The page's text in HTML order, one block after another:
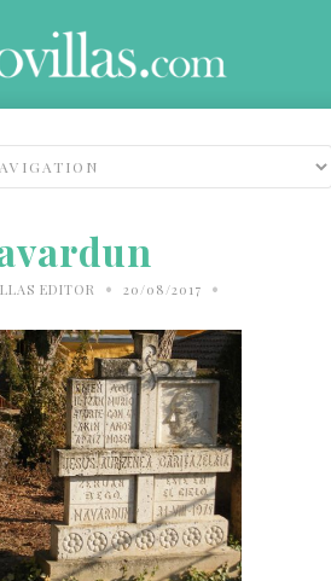
EDITOR • 20/08/2017 •